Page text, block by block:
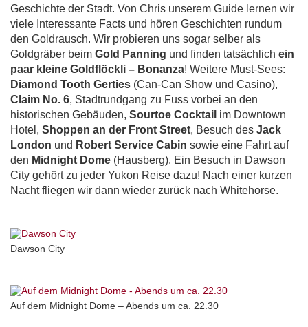
Geschichte der Stadt. Von Chris unserem Guide lernen wir
viele Interessante Facts und hören Geschichten rundum
den Goldrausch. Wir probieren uns sogar selber als
Goldgräber beim Gold Panning und finden tatsächlich ein
paar kleine Goldflöckli – Bonanza! Weitere Must-Sees:
Diamond Tooth Gerties (Can-Can Show und Casino),
Claim No. 6, Stadtrundgang zu Fuss vorbei an den
historischen Gebäuden, Sourtoe Cocktail im Downtown
Hotel, Shoppen an der Front Street, Besuch des Jack
London und Robert Service Cabin sowie eine Fahrt auf
den Midnight Dome (Hausberg). Ein Besuch in Dawson
City gehört zu jeder Yukon Reise dazu! Nach einer kurzen
Nacht fliegen wir dann wieder zurück nach Whitehorse.
Dawson City
Auf dem Midnight Dome – Abends um ca. 22.30